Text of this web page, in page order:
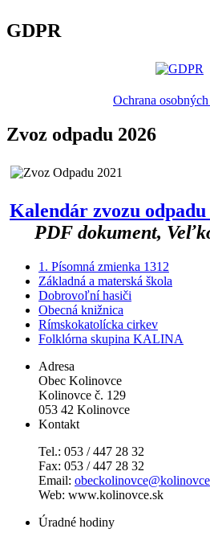
GDPR
Ochrana
Zvoz odpadu 2026
Kalendár zvozu
PDF dokument,
1. Písomná zmienka 1312
Základná a materská škola
Dobrovoľní hasiči
Obecná knižnica
Rímskokatolícka cirkev
Folklórna skupina KALINA
Adresa
Obec Kolinovce
Kolinovce č. 129
053 42 Kolinovce
Kontakt
Tel.: 053 / 447 28 32
Fax: 053 / 447 28 32
Email:
Web: www.kolinovce.sk
Úradné hodiny